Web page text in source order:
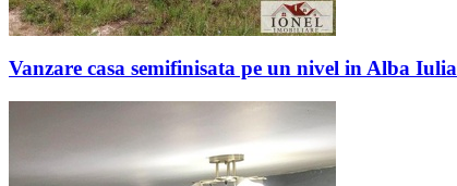
Vanzare casa semifinisata pe un nivel in Alba Iulia